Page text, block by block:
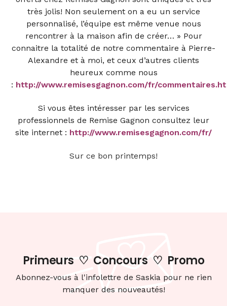
très jolis! Non seulement on a eu un service
personnalisé, l’équipe est même venue nous
rencontrer à la maison afin de créer… » Pour
connaitre la totalité de notre commentaire à Pierre-
Alexandre et à moi, et ceux d’autres clients
heureux comme nous
: http://www.remisesgagnon.com/fr/
Si vous êtes intéresser par les services
professionnels de Remise Gagnon consultez leur
site internet : http://www.remisesgagnon.com/fr/
Sur ce bon printemps!
Primeurs ♡ Concours ♡ Promo
Abonnez-vous à l'infolettre de Saskia pour ne rien
manquer des nouveautés!